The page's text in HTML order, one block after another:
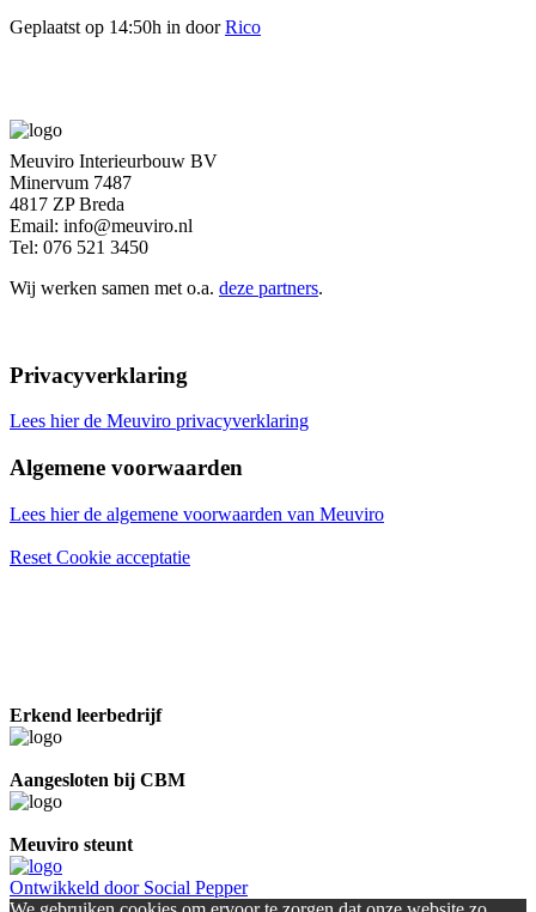
Geplaatst op 14:50h in doorRico
Meuviro Interieurbouw BV
Minervum 7487
4817 ZP Breda
Email: info@meuviro.nl
Tel: 076 521 3450
Wij werken samen met o.a. deze partners.
Privacyverklaring
Lees hier de Meuviro privacyverklaring
Algemene voorwaarden
Lees hier de algemene voorwaarden van Meuviro
Reset Cookie acceptatie
Erkend leerbedrijf
Aangesloten bij CBM
Meuviro steunt
Ontwikkeld door Social Pepper